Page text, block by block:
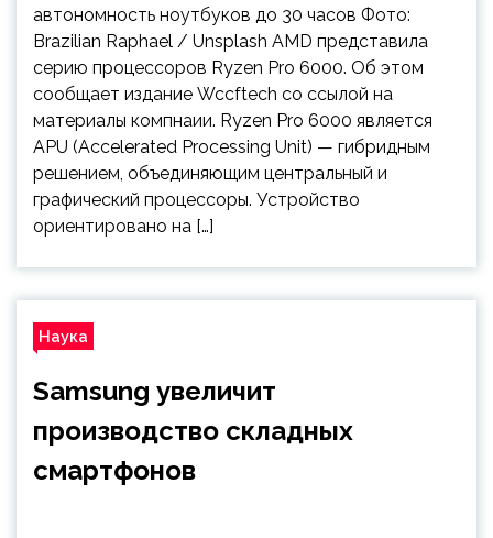
автономность ноутбуков до 30 часов Фото:
Brazilian Raphael / Unsplash AMD представила
серию процессоров Ryzen Pro 6000. Об этом
сообщает издание Wccftech со ссылой на
материалы компнаии. Ryzen Pro 6000 является
APU (Accelerated Processing Unit) — гибридным
решением, объединяющим центральный и
графический процессоры. Устройство
ориентировано на […]
Наука
Samsung увеличит
производство складных
смартфонов